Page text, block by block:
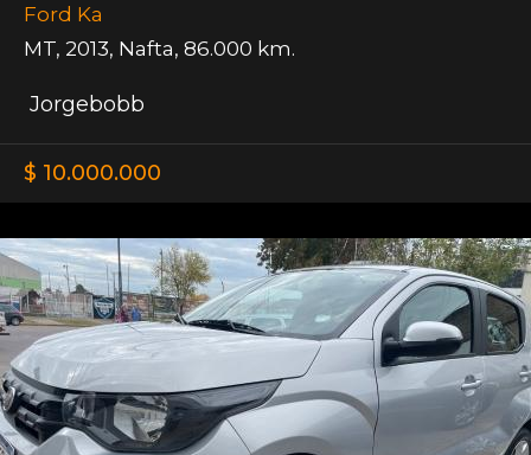
Ford Ka
MT, 2013, Nafta, 86.000 km.
Jorgebobb
$ 10.000.000